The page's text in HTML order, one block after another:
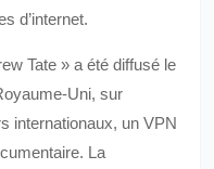
d’internet.
Tate » a été diffusé le
Uni, sur
internationaux, un VPN
La